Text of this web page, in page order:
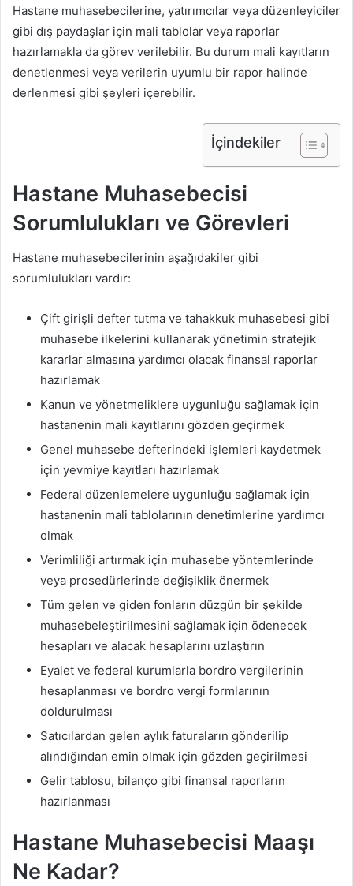
Hastane muhasebecilerine, yatırımcılar veya düzenleyiciler
gibi dış paydaşlar için mali tablolar veya raporlar
hazırlamakla da görev verilebilir. Bu durum mali kayıtların
denetlenmesi veya verilerin uyumlu bir rapor halinde
derlenmesi gibi şeyleri içerebilir.
İçindekiler
Hastane Muhasebecisi
Sorumlulukları ve Görevleri
Hastane muhasebecilerinin aşağıdakiler gibi
sorumlulukları vardır:
Çift girişli defter tutma ve tahakkuk muhasebesi gibi
muhasebe ilkelerini kullanarak yönetimin stratejik
kararlar almasına yardımcı olacak finansal raporlar
hazırlamak
Kanun ve yönetmeliklere uygunluğu sağlamak için
hastanenin mali kayıtlarını gözden geçirmek
Genel muhasebe defterindeki işlemleri kaydetmek
için yevmiye kayıtları hazırlamak
Federal düzenlemelere uygunluğu sağlamak için
hastanenin mali tablolarının denetimlerine yardımcı
olmak
Verimliliği artırmak için muhasebe yöntemlerinde
veya prosedürlerinde değişiklik önermek
Tüm gelen ve giden fonların düzgün bir şekilde
muhasebeleştirilmesini sağlamak için ödenecek
hesapları ve alacak hesaplarını uzlaştırın
Eyalet ve federal kurumlarla bordro vergilerinin
hesaplanması ve bordro vergi formlarının
doldurulması
Satıcılardan gelen aylık faturaların gönderilip
alındığından emin olmak için gözden geçirilmesi
Gelir tablosu, bilanço gibi finansal raporların
hazırlanması
Hastane Muhasebecisi Maaşı
Ne Kadar?